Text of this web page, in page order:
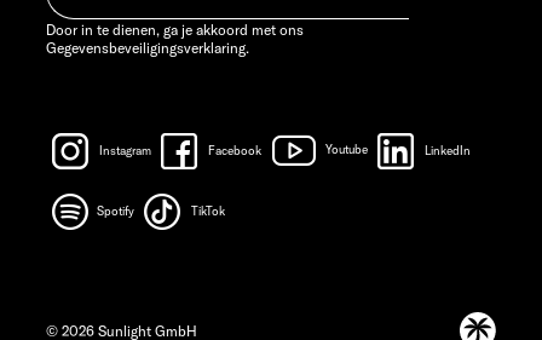
Door in te dienen, ga je akkoord met ons
Gegevensbeveiligingsverklaring.
Instagram Facebook Youtube LinkedIn
Spotify TikTok
© 2026 Sunlight GmbH